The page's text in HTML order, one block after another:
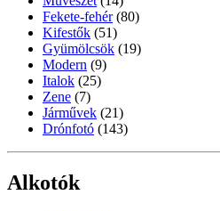
Fekete-fehér (80)
Kifestők (51)
Gyümölcsök (19)
Modern (9)
Italok (25)
Zene (7)
Járművek (21)
Drónfotó (143)
Alkotók